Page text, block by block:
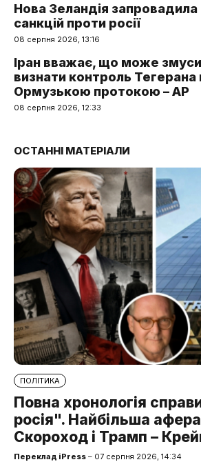
Нова Зеландія
санкцій проти росії
08 серпня 2026, 13:16
Іран вважає, що може
визнати контроль Тегерана
Ормузькою протокою – AP
08 серпня 2026, 12:33
ОСТАННІ МАТЕРІАЛИ
ПОЛІТИКА
Повна хронологія
росія". Найбільша
Скороход і Трамп –
Переклад iPress – 07 серпня 2026, 14:34